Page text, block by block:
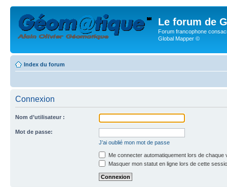
Le forum de
Forum francophone
Global Mapper ©
Index du forum
Connexion
Nom d’utilisateur :
Mot de passe:
J’ai oublié mon mot de passe
Me connecter automatiquement lors de chaque
Masquer mon statut en ligne lors de cette